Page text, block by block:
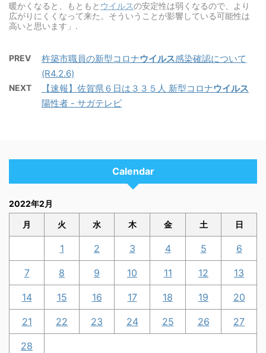
暖かくなると、もともと ウイルスの安定性は弱くなるので、より
広がりにくくなって来た。そういうことが影響している可能性は
高いと思います」.
PREV 杵築市職員の新型コロナウイルス感染確認について
(R4.2.6)
NEXT 【速報】佐賀県６日は３３５人 新型コロナウイルス
陽性者 - サガテレビ
Calendar
2022年2月
月 火 水 木 金 土 日
1 2 3 4 5 6
7 8 9 10 11 12 13
14 15 16 17 18 19 20
21 22 23 24 25 26 27
28